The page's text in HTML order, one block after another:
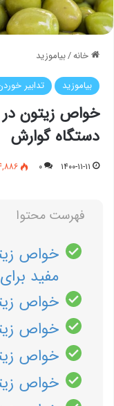
خانه/بیاموزید
بیاموزید تدابیر
خواص زیتون
دستگاه گوارش
۱۴۰۰-۱۱-۱۱ ۰
فهرست محتوا
خواص
مفید
خواص
خواص
خواص
خواص